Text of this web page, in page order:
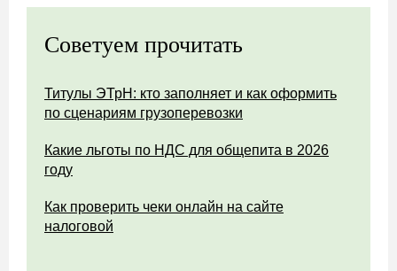
Советуем прочитать
Титулы ЭТрН: кто заполняет и как оформить
по сценариям грузоперевозки
Какие льготы по НДС для общепита в 2026
году
Как проверить чеки онлайн на сайте
налоговой